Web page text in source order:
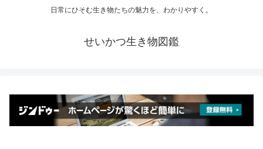
日常にひそむ生き物たちの魅力を、わかりやすく。
せいかつ生き物図鑑